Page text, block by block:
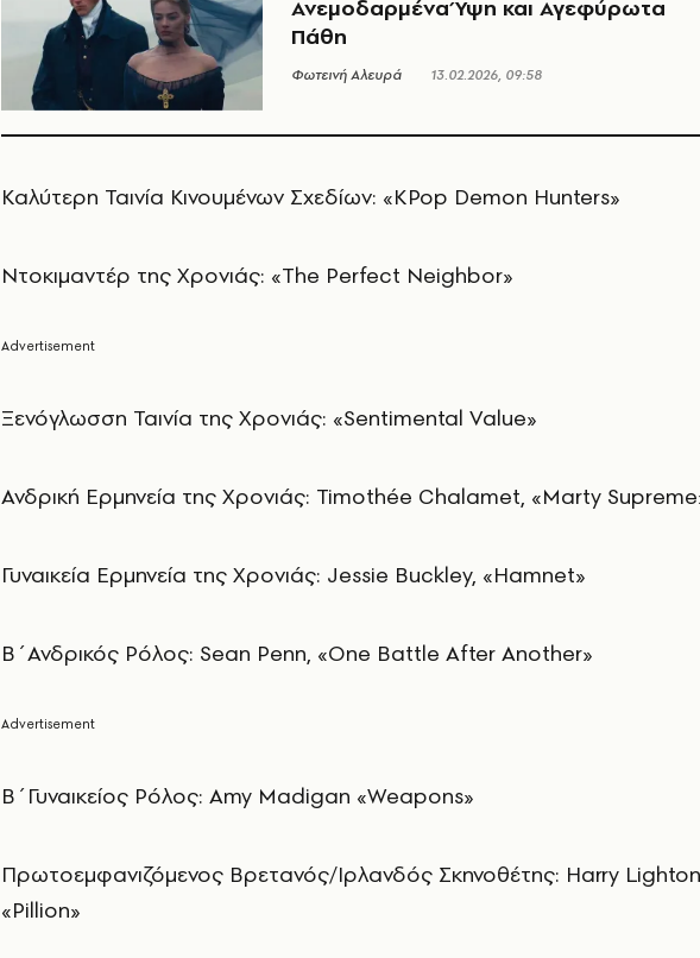
Ανεμοδαρμένα Ύψη και Αγεφύρωτα
Πάθη
Φωτεινή Αλευρά 13.02.2026, 09:58
Καλύτερη Ταινία Κινουμένων Σχεδίων: «KPop Demon Hunters»
Ντοκιμαντέρ της Χρονιάς: «The Perfect Neighbor»
Ξενόγλωσση Ταινία της Χρονιάς: «Sentimental Value»
Ανδρική Ερμηνεία της Χρονιάς: Timothée Chalamet, «Marty
Γυναικεία Ερμηνεία της Χρονιάς: Jessie Buckley, «Hamnet»
B΄Ανδρικός Ρόλος: Sean Penn, «One Battle After Another»
Β΄Γυναικείος Ρόλος: Amy Madigan «Weapons»
Πρωτοεμφανιζόμενος Βρετανός/Ιρλανδός Σκηνοθέτης: Harry
«Pillion»